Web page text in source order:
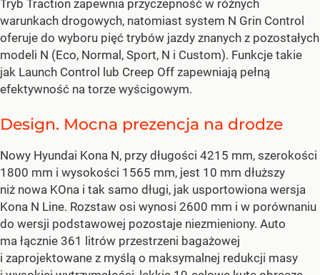
Tryb Traction zapewnia przyczepność w różnych
warunkach drogowych, natomiast system N Grin Control
oferuje do wyboru pięć trybów jazdy znanych z pozostałych
modeli N (Eco, Normal, Sport, N i Custom). Funkcje takie
jak Launch Control lub Creep Off zapewniają pełną
efektywność na torze wyścigowym.
Design. Mocna prezencja na drodze
Nowy Hyundai Kona N, przy długości 4215 mm, szerokości
1800 mm i wysokości 1565 mm, jest 10 mm dłuższy
niż nowa KOna i tak samo długi, jak usportowiona wersja
Kona N Line. Rozstaw osi wynosi 2600 mm i w porównaniu
do wersji podstawowej pozostaje niezmieniony. Auto
ma łącznie 361 litrów przestrzeni bagażowej
i zaprojektowane z myślą o maksymalnej redukcji masy